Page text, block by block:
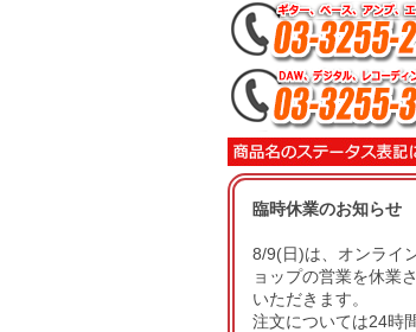
臨時休業のお知らせ
8/9(日)は、オンライ
ョップの営業を休業
いただきます。
注文については24時